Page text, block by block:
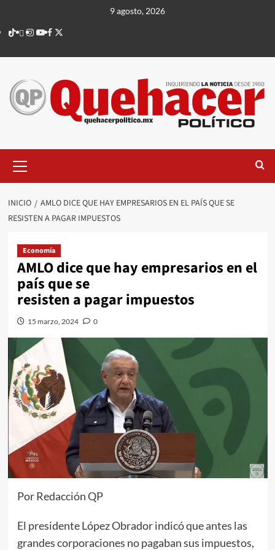
contenido
9 agosto, 2026
TikTok
threads
Instagram
Youtube
Facebook
X
principal
INICIO
AMLO DICE QUE HAY EMPRESARIOS EN EL PAÍS QUE SE
RESISTEN A PAGAR IMPUESTOS
Economía
AMLO dice que hay empresarios en el
país que se
resisten a pagar impuestos
15 marzo, 2024 0
Por Redacción QP
El presidente López Obrador indicó que antes las
grandes corporaciones no pagaban sus impuestos,